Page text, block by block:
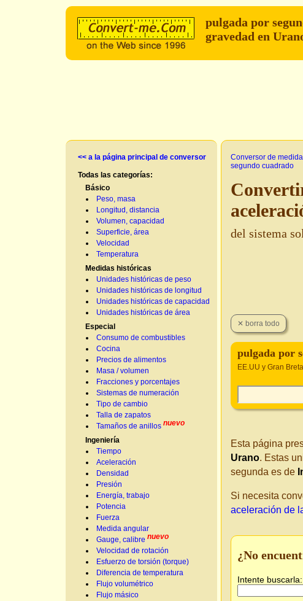
pulgada por
gravedad en
<< a la página principal de conversor
Todas las categorías:
Básico
Peso, masa
Longitud, distancia
Volumen, capacidad
Superficie, área
Velocidad
Temperatura
Medidas históricas
Unidades históricas de peso
Unidades históricas de longitud
Unidades históricas de capacidad
Unidades históricas de área
Especial
Consumo de combustibles
Cocina
Precios de alimentos
Masa / volumen
Fracciones y porcentajes
Sistemas de numeración
Tipo de cambio
Talla de zapatos
Tamaños de anillos nuevo
Ingeniería
Tiempo
Aceleración
Densidad
Presión
Energía, trabajo
Potencia
Fuerza
Medida angular
Gauge, calibre nuevo
Velocidad de rotación
Esfuerzo de torsión (torque)
Diferencia de temperatura
Flujo volumétrico
Flujo másico
Conversor de
segundo cuadrado
del sistema
pulgada por
EE.UU y Gran
Esta página
Urano. Estas
segunda es de
Si necesita
aceleración de
¿No
Intente buscarla: